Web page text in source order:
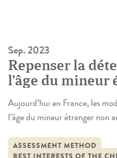
Sep. 2023
Repenser la
l’âge du mineur
accompagné.
empiriques et
Aujourd’hui en France, les
l’âge du mineur étranger non
impossible de s’y retrouver
ASSESSMENT METHOD